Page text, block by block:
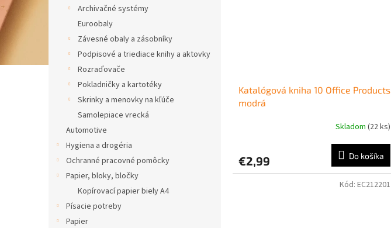
Archivačné systémy
Euroobaly
Závesné obaly a zásobníky
Podpisové a triediace knihy a aktovky
Rozraďovače
Pokladničky a kartotéky
Skrinky a menovky na kľúče
Samolepiace vrecká
Automotive
Hygiena a drogéria
Ochranné pracovné pomôcky
Papier, bloky, bločky
Kopírovací papier biely A4
Písacie potreby
Papier
Katalógová kniha 10 Office Products
modrá
Skladom (22 ks)
€2,99 Do košíka
Kód: EC212201